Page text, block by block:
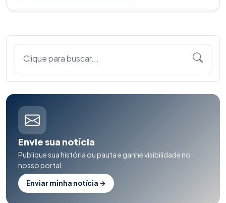
Clique para buscar...
Envie sua notícia
Publique sua história ou pauta e ganhe visibilidade no
nosso portal.
Enviar minha notícia →